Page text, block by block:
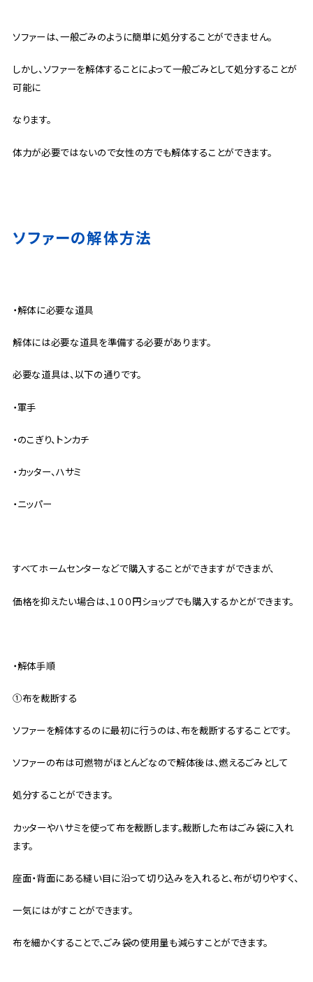
ソファーは、一般ごみのように簡単に処分することができません。
しかし、ソファーを解体することによって一般ごみとして処分することが
可能に
なります。
体力が必要ではないので女性の方でも解体することができます。
ソファーの解体方法
・解体に必要な道具
解体には必要な道具を準備する必要があります。
必要な道具は、以下の通りです。
・軍手
・のこぎり、トンカチ
・カッター、ハサミ
・ニッパー
すべてホームセンターなどで購入することができますができまが、
価格を抑えたい場合は、１００円ショップでも購入するかとができます。
・解体手順
①布を裁断する
ソファーを解体するのに最初に行うのは、布を裁断するすることです。
ソファーの布は可燃物がほとんどなので解体後は、燃えるごみとして
処分することができます。
カッターやハサミを使って布を裁断します。裁断した布はごみ袋に入れ
ます。
座面・背面にある縫い目に沿って切り込みを入れると、布が切りやすく、
一気にはがすことができます。
布を細かくすることで、ごみ袋の使用量も減らすことができます。